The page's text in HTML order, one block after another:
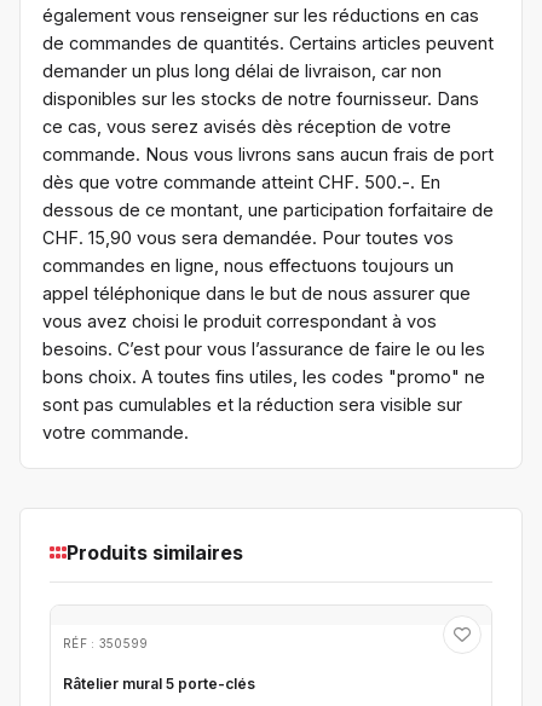
également vous renseigner sur les réductions en cas
de commandes de quantités. Certains articles peuvent
demander un plus long délai de livraison, car non
disponibles sur les stocks de notre fournisseur. Dans
ce cas, vous serez avisés dès réception de votre
commande. Nous vous livrons sans aucun frais de port
dès que votre commande atteint CHF. 500.-. En
dessous de ce montant, une participation forfaitaire de
CHF. 15,90 vous sera demandée. Pour toutes vos
commandes en ligne, nous effectuons toujours un
appel téléphonique dans le but de nous assurer que
vous avez choisi le produit correspondant à vos
besoins. C’est pour vous l’assurance de faire le ou les
bons choix. A toutes fins utiles, les codes "promo" ne
sont pas cumulables et la réduction sera visible sur
votre commande.
Produits similaires
RÉF : 350599
Râtelier mural 5 porte-clés